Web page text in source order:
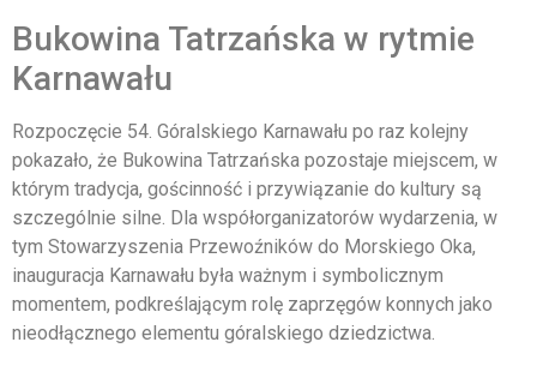
Bukowina Tatrzańska w rytmie
Karnawału
Rozpoczęcie 54. Góralskiego Karnawału po raz kolejny
pokazało, że Bukowina Tatrzańska pozostaje miejscem, w
którym tradycja, gościnność i przywiązanie do kultury są
szczególnie silne. Dla współorganizatorów wydarzenia, w
tym Stowarzyszenia Przewoźników do Morskiego Oka,
inauguracja Karnawału była ważnym i symbolicznym
momentem, podkreślającym rolę zaprzęgów konnych jako
nieodłącznego elementu góralskiego dziedzictwa.